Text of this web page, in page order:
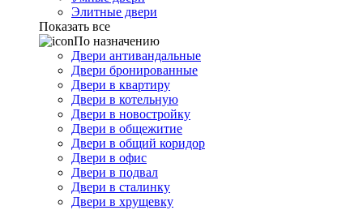
Элитные двери
Показать все
По назначению
Двери антивандальные
Двери бронированные
Двери в квартиру
Двери в котельную
Двери в новостройку
Двери в общежитие
Двери в общий коридор
Двери в офис
Двери в подвал
Двери в сталинку
Двери в хрущевку